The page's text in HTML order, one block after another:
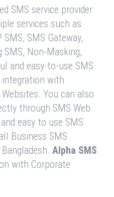
SMS service provider
services such as
SMS, SMS Gateway,
SMS, Non-Masking,
and easy-to-use SMS
integration with
You can also
through SMS Web
easy to use SMS
Business SMS
Alpha SMS
with Corporate